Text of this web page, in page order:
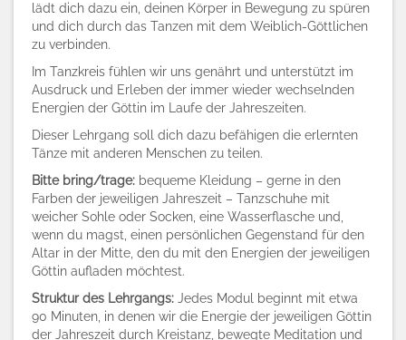
lädt dich dazu ein, deinen Körper in Bewegung zu spüren
und dich durch das Tanzen mit dem Weiblich-Göttlichen
zu verbinden.
Im Tanzkreis fühlen wir uns genährt und unterstützt im
Ausdruck und Erleben der immer wieder wechselnden
Energien der Göttin im Laufe der Jahreszeiten.
Dieser Lehrgang soll dich dazu befähigen die erlernten
Tänze mit anderen Menschen zu teilen.
Bitte bring/trage: bequeme Kleidung – gerne in den
Farben der jeweiligen Jahreszeit – Tanzschuhe mit
weicher Sohle oder Socken, eine Wasserflasche und,
wenn du magst, einen persönlichen Gegenstand für den
Altar in der Mitte, den du mit den Energien der jeweiligen
Göttin aufladen möchtest.
Struktur des Lehrgangs: Jedes Modul beginnt mit etwa
90 Minuten, in denen wir die Energie der jeweiligen Göttin
der Jahreszeit durch Kreistanz, bewegte Meditation und